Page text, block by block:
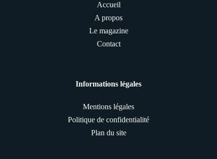
Accueil
A propos
Le magazine
Contact
Informations légales
Mentions légales
Politique de confidentialité
Plan du site